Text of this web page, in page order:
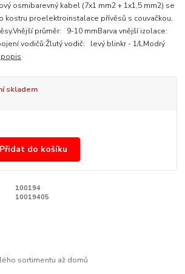
osmibarevný kabel (7x1 mm2 + 1x1,5 mm2) se
kostru proelektroinstalace přívěsů s couvačkou,
průměr: 9-10 mmBarva vnější izolace:
vodičů:Žlutý vodič: levý blinkr - 1/LModrý
skladem
Přidat do košíku
100194
10019405
sortimentu až domů